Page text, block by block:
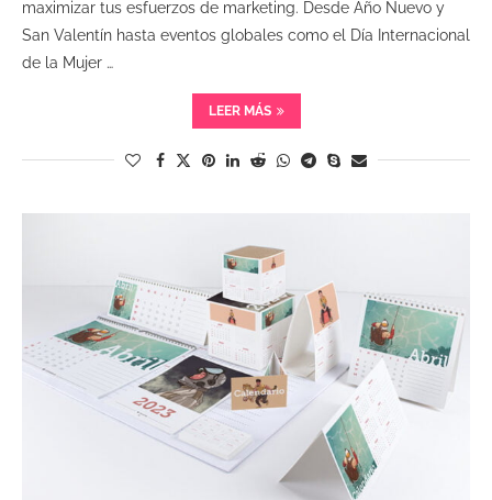
maximizar tus esfuerzos de marketing. Desde Año Nuevo y
San Valentín hasta eventos globales como el Día Internacional
de la Mujer …
LEER MÁS